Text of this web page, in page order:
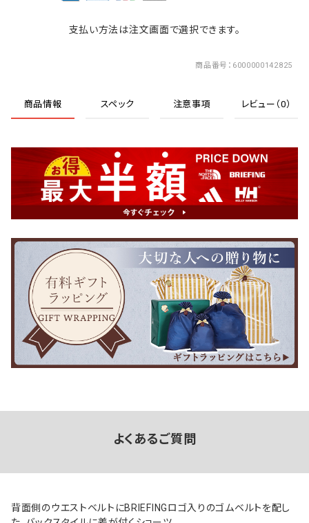
支払い方法は注文画面で選択できます。
商品番号 6000000142825
商品情報 スペック 注意事項 レビュー（0）
よくあるご質問
背面側のウエストベルトにBRIEFINGロゴ入りのゴムベルトを配し